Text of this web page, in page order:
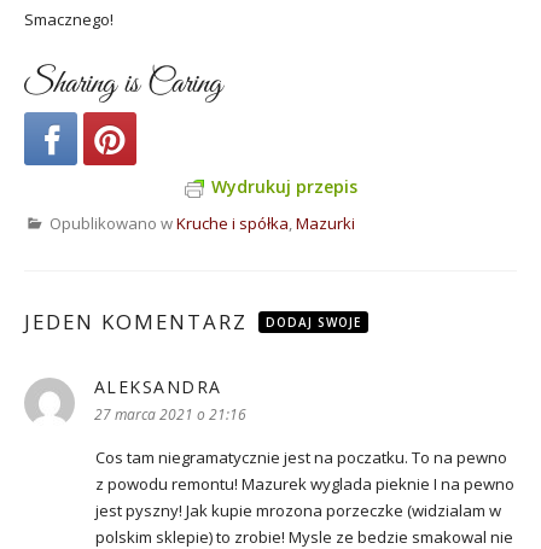
Smacznego!
Sharing is Caring
Wydrukuj przepis
Opublikowano wKruche i spółka Mazurki
JEDEN KOMENTARZ DODAJ SWOJE
ALEKSANDRA
27 marca 2021 o 21:16
Cos tam niegramatycznie jest na poczatku. To na pewno
z powodu remontu! Mazurek wyglada pieknie I na pewno
jest pyszny! Jak kupie mrozona porzeczke (widzialam w
polskim sklepie) to zrobie! Mysle ze bedzie smakowal nie